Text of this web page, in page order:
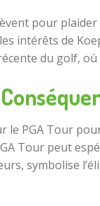
pour
intérêts de
du golf,
le PGA Tour
Tour peut
symbolise